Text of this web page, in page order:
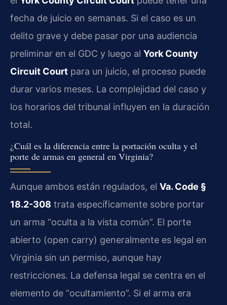
fecha de juicio en semanas. Si el caso es un
delito grave y debe pasar por una audiencia
preliminar en el GDC y luego al York County
Circuit Court para un juicio, el proceso puede
durar varios meses. La complejidad del caso y
los horarios del tribunal influyen en la duración
total.
¿Cuál es la diferencia entre la portación oculta y el
porte de armas en general en Virginia?
Aunque ambos están regulados, el Va. Code §
18.2-308 trata específicamente sobre portar
un arma “oculta a la vista común”. El porte
abierto (open carry) generalmente es legal en
Virginia sin un permiso, aunque hay
restricciones. La defensa legal se centra en el
elemento de “ocultamiento”. Si el arma era